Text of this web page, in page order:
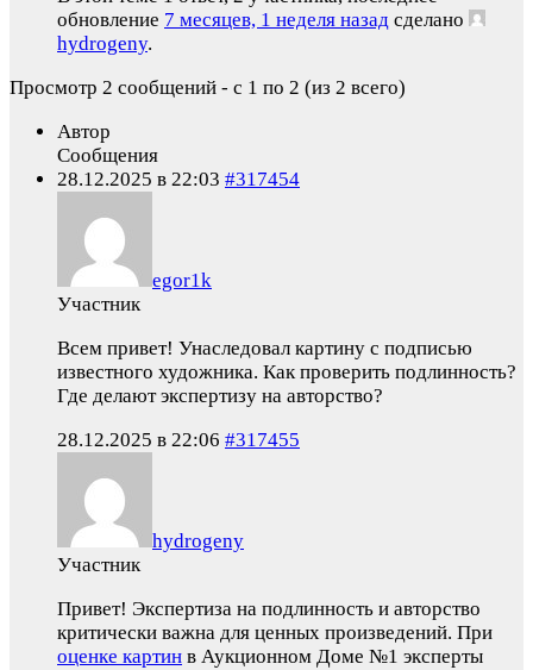
обновление 7 месяцев, 1 неделя назад сделано
hydrogeny.
Просмотр 2 сообщений - с 1 по 2 (из 2 всего)
Автор
Сообщения
28.12.2025 в 22:03 #317454
egor1k
Участник
Всем привет! Унаследовал картину с подписью
известного художника. Как проверить подлинность?
Где делают экспертизу на авторство?
28.12.2025 в 22:06 #317455
hydrogeny
Участник
Привет! Экспертиза на подлинность и авторство
критически важна для ценных произведений. При
оценке картин в Аукционном Доме №1 эксперты